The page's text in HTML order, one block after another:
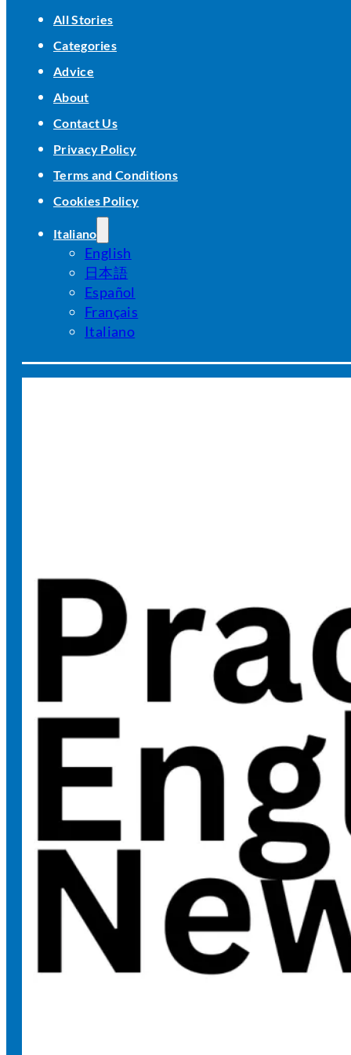
All Stories
Categories
Advice
About
Contact Us
Privacy Policy
Terms and Conditions
Cookies Policy
Italiano
English
日本語
Español
Français
Italiano